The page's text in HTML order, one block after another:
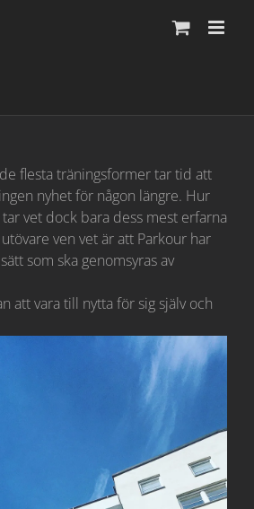
flesta träningsformer tar tid att
nyhet för någon längre. Hur
vet dock bara dess mest erfarna
ven vet är att Parkour har
som ska genomsyras av
att vara till nytta för sig själv och